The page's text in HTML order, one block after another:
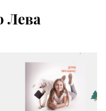
Лева